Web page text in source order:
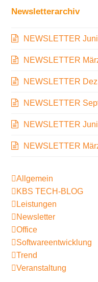
Newsletterarchiv
NEWSLETTER
NEWSLETTER
NEWSLETTER
NEWSLETTER
NEWSLETTER
NEWSLETTER
Allgemein
KBS TECH-BLOG
Leistungen
Newsletter
Office
Softwareentwicklung
Trend
Veranstaltung